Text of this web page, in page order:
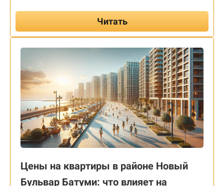
Читать
Цены на квартиры в районе Новый
Бульвар Батуми: что влияет на